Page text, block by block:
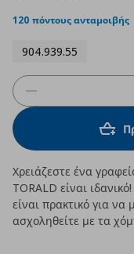
rating
120 πόντους ανταμοιβής
904.939.55
Χρειάζεστε ένα
TORALD είναι
είναι πρακτικό για
ασχοληθείτε με τα